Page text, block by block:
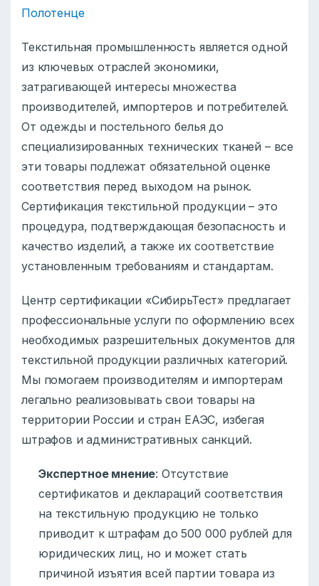
Полотенце
Текстильная промышленность является одной
из ключевых отраслей экономики,
затрагивающей интересы множества
производителей, импортеров и потребителей.
От одежды и постельного белья до
специализированных технических тканей – все
эти товары подлежат обязательной оценке
соответствия перед выходом на рынок.
Сертификация текстильной продукции – это
процедура, подтверждающая безопасность и
качество изделий, а также их соответствие
установленным требованиям и стандартам.
Центр сертификации «СибирьТест» предлагает
профессиональные услуги по оформлению всех
необходимых разрешительных документов для
текстильной продукции различных категорий.
Мы помогаем производителям и импортерам
легально реализовывать свои товары на
территории России и стран ЕАЭС, избегая
штрафов и административных санкций.
Экспертное мнение: Отсутствие
сертификатов и деклараций соответствия
на текстильную продукцию не только
приводит к штрафам до 500 000 рублей для
юридических лиц, но и может стать
причиной изъятия всей партии товара из